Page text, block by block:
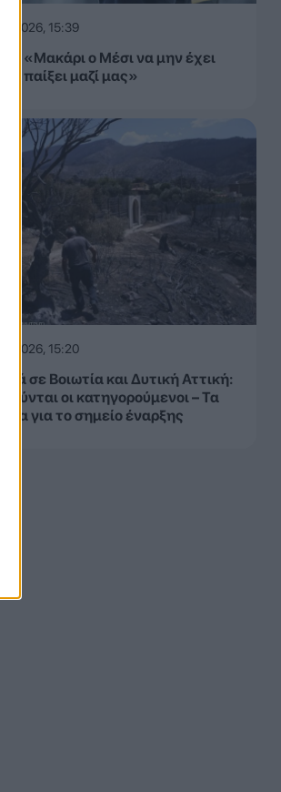
15:39
«Μακάρι ο Μέσι να μην έχει
να παίξει μαζί μας»
15:20
σε Βοιωτία και Δυτική Αττική:
οι κατηγορούμενοι – Τα
για το σημείο έναρξης